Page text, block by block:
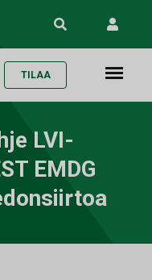
TILAA
LVI-
EMDG